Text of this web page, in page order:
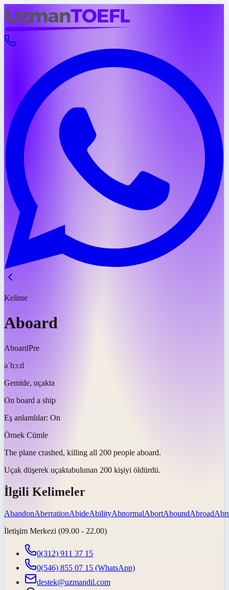
Kelime
Aboard
AboardPre
əˈbɔːd
Gemide, uçakta
On board a ship
Eş anlamlılar: On
Örnek Cümle
The plane crashed, killing all 200 people aboard.
Uçak düşerek uçaktabulunan 200 kişiyi öldürdü.
İlgili Kelimeler
AbandonAberrationAbideAbilityAbnormalAbortAboundAbroad
İletişim Merkezi (09.00 - 22.00)
0(312) 911 37 15
0(546) 855 07 15 (WhatsApp)
destek@uzmandil.com